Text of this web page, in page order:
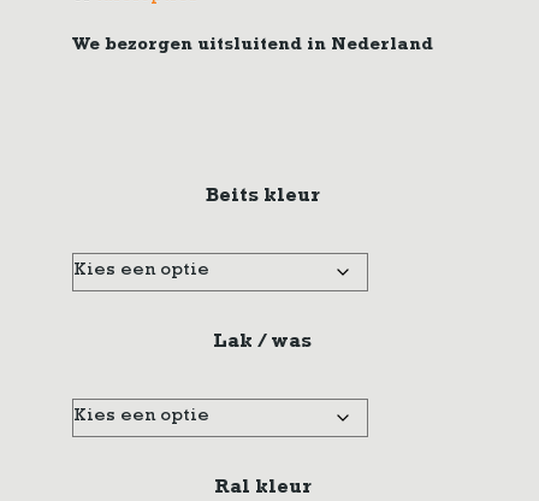
We bezorgen uitsluitend in Nederland
Beits kleur
Lak / was
Ral kleur